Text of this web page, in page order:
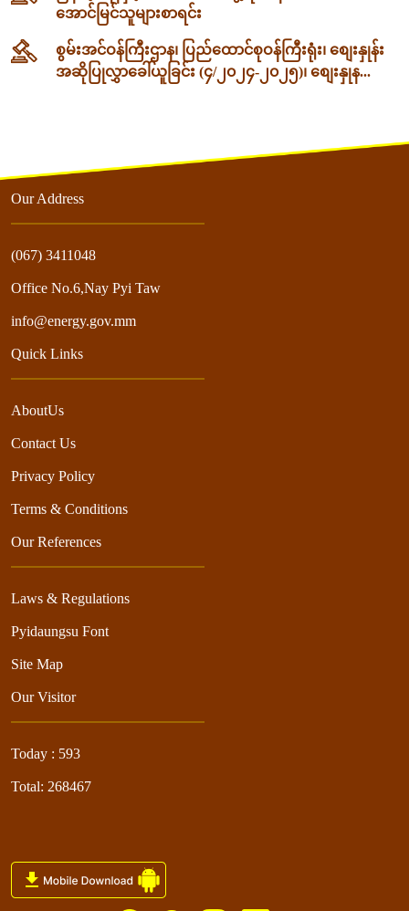
အောင်မြင်သူများစာရင်း
စွမ်းအင်ဝန်ကြီးဌာန၊ ပြည်ထောင်စုဝန်ကြီးရုံး၊ စျေးနှုန်း
အဆိုပြုလွှာခေါ်ယူခြင်း (၄/၂၀၂၄-၂၀၂၅)၊ စျေးနှုန...
Our Address
(067) 3411048
Office No.6,Nay Pyi Taw
info@energy.gov.mm
Quick Links
AboutUs
Contact Us
Privacy Policy
Terms & Conditions
Our References
Laws & Regulations
Pyidaungsu Font
Site Map
Our Visitor
Today : 593
Total: 268467